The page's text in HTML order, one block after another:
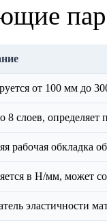
от 100 мм до
8 слоев, определяет
рабочая обкладка
в Н/мм, может
эластичности